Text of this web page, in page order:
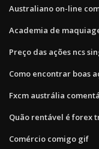
Australiano on-line
Academia de
Preço das ações ncs
Como encontrar boas
Fxcm austrália
Quão rentável é forex
Comércio comigo gif